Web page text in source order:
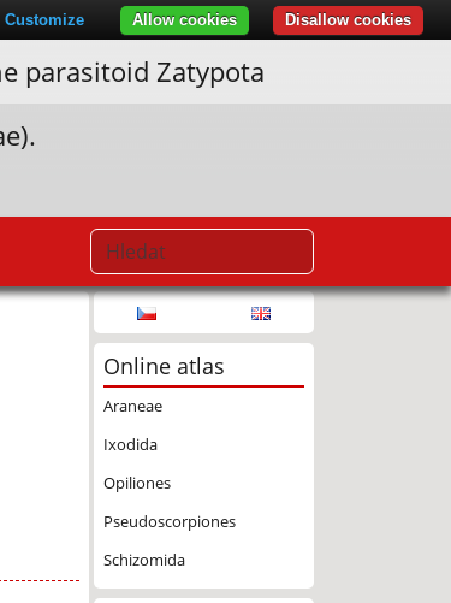
parasitoid Zatypota
Online atlas
Araneae
Ixodida
Opiliones
Pseudoscorpiones
Schizomida
Disallow cookies
Allow cookies
Customize